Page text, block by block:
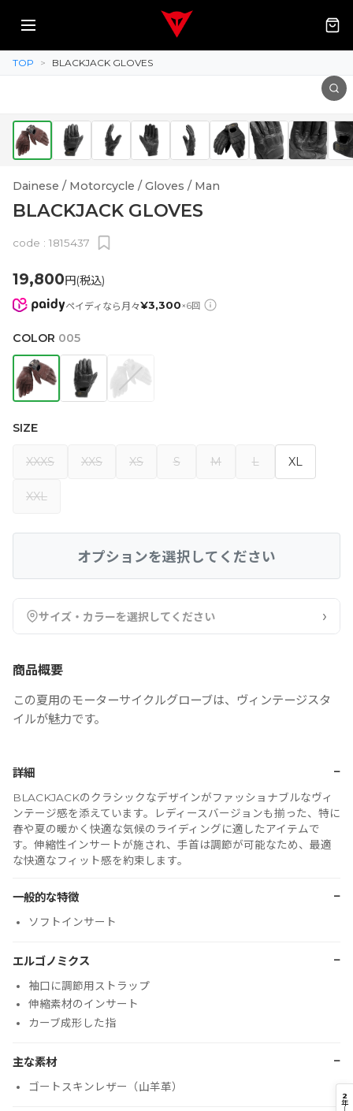
TOP > BLACKJACK GLOVES
Dainese / Motorcycle / Gloves / Man
BLACKJACK GLOVES
code : 1815437
19,800円(税込)
ペイディなら月々¥3,300×6回
COLOR 005
SIZE
XXXS XXS XS S M L XL
XXL
オプションを選択してください
サイズ・カラーを選択してください ›
商品概要
この夏用のモーターサイクルグローブは、ヴィンテージスタ
イルが魅力です。
詳細 −
BLACKJACKのクラシックなデザインがファッショナブルなヴィ
ンテージ感を添えています。レディースバージョンも揃った、特に
春や夏の暖かく快適な気候のライディングに適したアイテムで
す。伸縮性インサートが施され、手首は調節が可能なため、最適
な快適なフィット感を約束します。
一般的な特徴 −
ソフトインサート
エルゴノミクス −
袖口に調節用ストラップ
伸縮素材のインサート
カーブ成形した指
主な素材 −
ゴートスキンレザー（山羊革）
2
年